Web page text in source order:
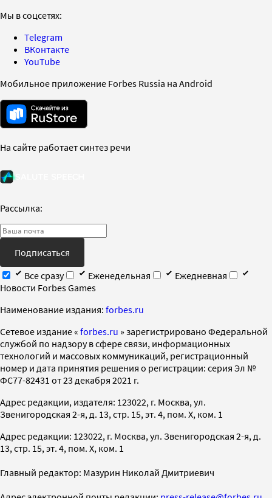
Мы в соцсетях:
Telegram
ВКонтакте
YouTube
Мобильное приложение Forbes Russia на Android
На сайте работает синтез речи
Рассылка:
Подписаться
Все сразу
Еженедельная
Ежедневная
Новости Forbes Games
Наименование издания: forbes.ru
Cетевое издание « forbes.ru » зарегистрировано Федеральной
службой по надзору в сфере связи, информационных
технологий и массовых коммуникаций, регистрационный
номер и дата принятия решения о регистрации: серия Эл №
ФС77-82431 от 23 декабря 2021 г.
Адрес редакции, издателя: 123022, г. Москва, ул.
Звенигородская 2-я, д. 13, стр. 15, эт. 4, пом. X, ком. 1
Адрес редакции: 123022, г. Москва, ул. Звенигородская 2-я, д.
13, стр. 15, эт. 4, пом. X, ком. 1
Главный редактор: Мазурин Николай Дмитриевич